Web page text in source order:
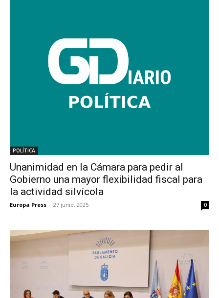
POLÍTICA
Unanimidad en la Cámara para pedir al
Gobierno una mayor flexibilidad fiscal para
la actividad silvícola
Europa Press - 27 junio, 2025 0